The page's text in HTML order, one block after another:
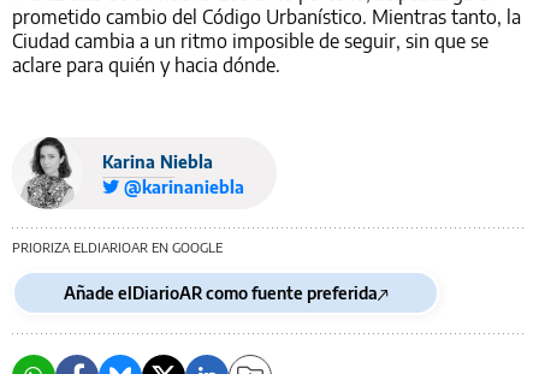
prometido cambio del Código Urbanístico. Mientras tanto, la
Ciudad cambia a un ritmo imposible de seguir, sin que se
aclare para quién y hacia dónde.
Karina Niebla
@karinaniebla
PRIORIZA ELDIARIOAR EN GOOGLE
Añade elDiarioAR como fuente preferida